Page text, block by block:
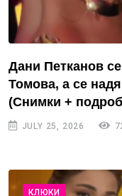
Дани Петканов
Томова, а се
(Снимки +
JULY 25, 2026
КЛЮКИ